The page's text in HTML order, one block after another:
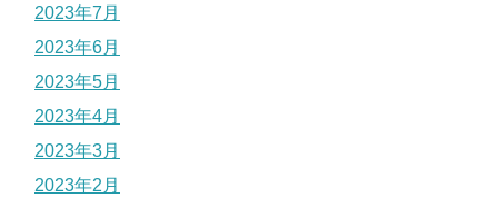
2023年7月
2023年6月
2023年5月
2023年4月
2023年3月
2023年2月